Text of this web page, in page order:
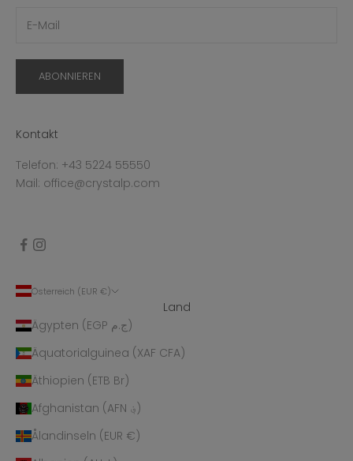
ABONNIEREN
Kontakt
Telefon: +43 5224 55550
Mail: office@crystalp.com
Österreich (EUR €)
Land
Ägypten (EGP ج.م)
Äquatorialguinea (XAF CFA)
Äthiopien (ETB Br)
Afghanistan (AFN ؋)
Ålandinseln (EUR €)